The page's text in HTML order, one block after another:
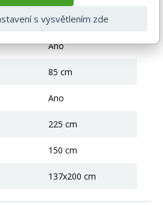
Ano
85 cm
Ano
225 cm
150 cm
137x200 cm
s vysvětlením zde